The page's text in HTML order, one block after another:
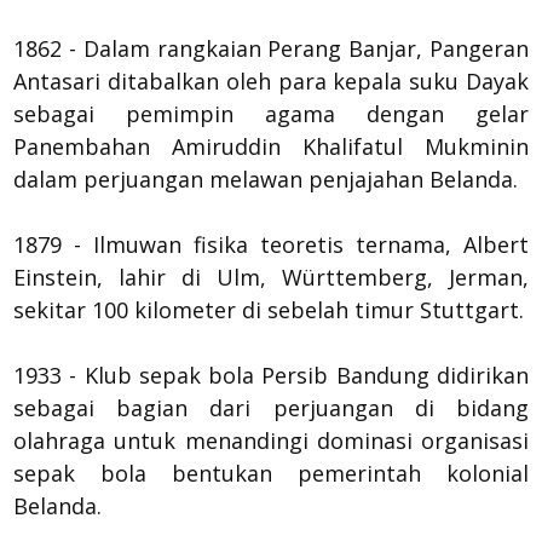
1862 - Dalam rangkaian Perang Banjar, Pangeran
Antasari ditabalkan oleh para kepala suku Dayak
sebagai pemimpin agama dengan gelar
Panembahan Amiruddin Khalifatul Mukminin
dalam perjuangan melawan penjajahan Belanda.
1879 - Ilmuwan fisika teoretis ternama, Albert
Einstein, lahir di Ulm, Württemberg, Jerman,
sekitar 100 kilometer di sebelah timur Stuttgart.
1933 - Klub sepak bola Persib Bandung didirikan
sebagai bagian dari perjuangan di bidang
olahraga untuk menandingi dominasi organisasi
sepak bola bentukan pemerintah kolonial
Belanda.